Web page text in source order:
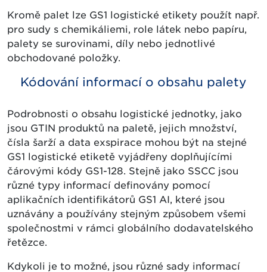
Kromě palet lze GS1 logistické etikety použít např.
pro sudy s chemikáliemi, role látek nebo papíru,
palety se surovinami, díly nebo jednotlivé
obchodované položky.
Kódování informací o obsahu palety
Podrobnosti o obsahu logistické jednotky, jako
jsou GTIN produktů na paletě, jejich množství,
čísla šarží a data exspirace mohou být na stejné
GS1 logistické etiketě vyjádřeny doplňujícími
čárovými kódy GS1-128. Stejně jako SSCC jsou
různé typy informací definovány pomocí
aplikačních identifikátorů GS1 AI, které jsou
uznávány a používány stejným způsobem všemi
společnostmi v rámci globálního dodavatelského
řetězce.
Kdykoli je to možné, jsou různé sady informací